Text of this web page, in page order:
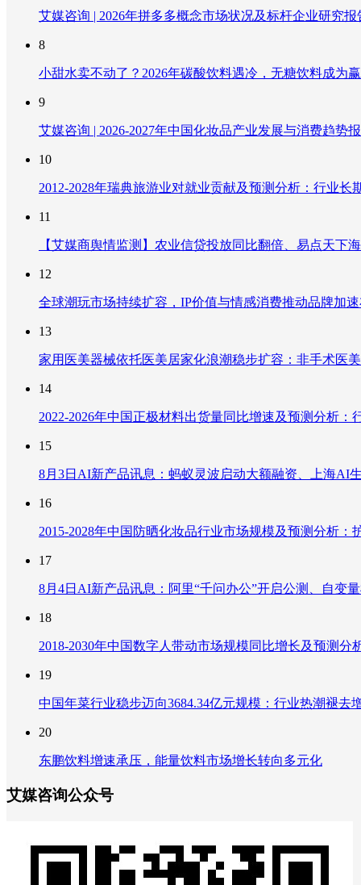
艾媒咨询 | 2026年拼多多概念市场状况及标杆企业研究报
8
小甜水卖不动了？2026年碳酸饮料遇冷，无糖饮料成为
9
艾媒咨询 | 2026-2027年中国化妆品产业发展与消费趋势
10
2012-2028年瑞典旅游业对就业贡献及预测分析：行业
11
【艾媒商舆情监测】农业信贷投放同比翻倍、易点天下
12
全球潮玩市场持续扩容，IP价值与情感消费推动品牌加
13
家用医美器械依托医美居家化浪潮稳步扩容：非手术医
14
2022-2026年中国正极材料出货量同比增速及预测分析
15
8月3日AI新产品讯息：蚂蚁灵波启动大额融资、上海AI
16
2015-2028年中国防晒化妆品行业市场规模及预测分析
17
8月4日AI新产品讯息：阿里“千问办公”开启公测、自变
18
2018-2030年中国数字人带动市场规模同比增长及预测
19
中国年菜行业稳步迈向3684.34亿元规模：行业热潮褪
20
东鹏饮料增速承压，能量饮料市场增长转向多元化
艾媒咨询公众号